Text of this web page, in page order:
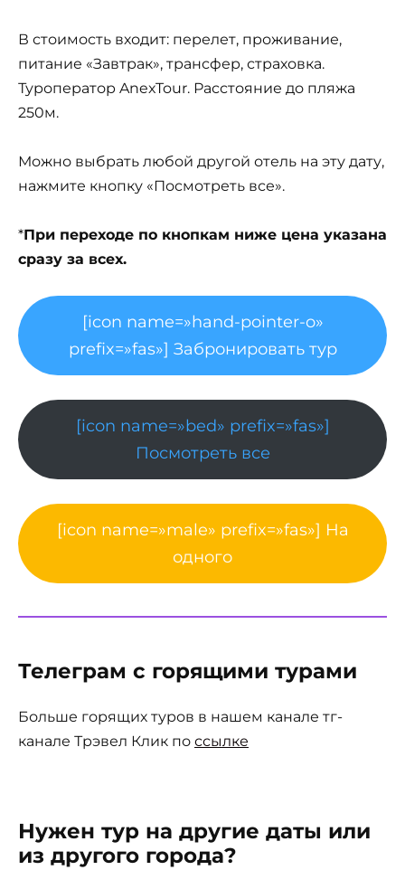
В стоимость входит: перелет, проживание,
питание «Завтрак», трансфер, страховка.
Туроператор AnexTour. Расстояние до пляжа
250м.
Можно выбрать любой другой отель на эту дату,
нажмите кнопку «Посмотреть все».
*При переходе по кнопкам ниже цена указана
сразу за всех.
[icon name=»hand-pointer-o»
prefix=»fas»] Забронировать тур
[icon name=»bed» prefix=»fas»]
Посмотреть все
[icon name=»male» prefix=»fas»] На
одного
Телеграм с горящими турами
Больше горящих туров в нашем канале тг-
канале Трэвел Клик по ссылке
Нужен тур на другие даты или
из другого города?